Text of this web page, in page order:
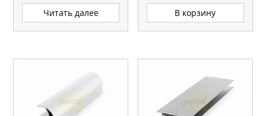
Читать далее В корзину